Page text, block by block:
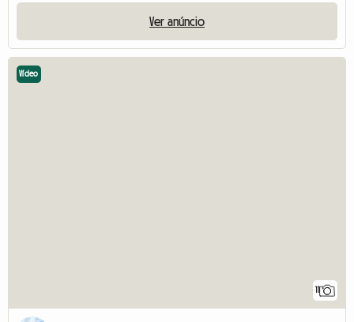
Ver anúncio
11
Vídeo